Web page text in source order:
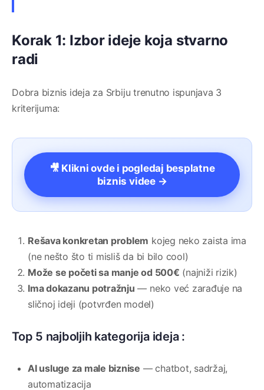
Korak 1: Izbor ideje koja stvarno
radi
Dobra biznis ideja za Srbiju trenutno ispunjava 3
kriterijuma:
🎥 Klikni ovde i pogledaj besplatne
biznis videe →
Rešava konkretan problem kojeg neko zaista ima
(ne nešto što ti misliš da bi bilo cool)
Može se početi sa manje od 500€ (najniži rizik)
Ima dokazanu potražnju — neko već zarađuje na
sličnoj ideji (potvrđen model)
Top 5 najboljih kategorija ideja :
AI usluge za male biznise — chatbot, sadržaj,
automatizacija